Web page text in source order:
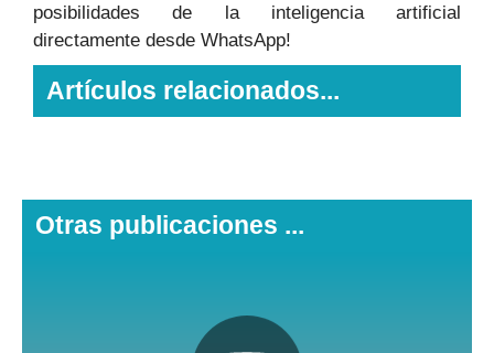
posibilidades de la inteligencia artificial
directamente desde WhatsApp!
Artículos relacionados...
Otras publicaciones ...